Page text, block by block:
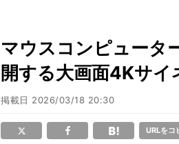
マウスコンピュータ
開する大画面4Kサイ
掲載日 2026/03/18 20:30
URLをコ